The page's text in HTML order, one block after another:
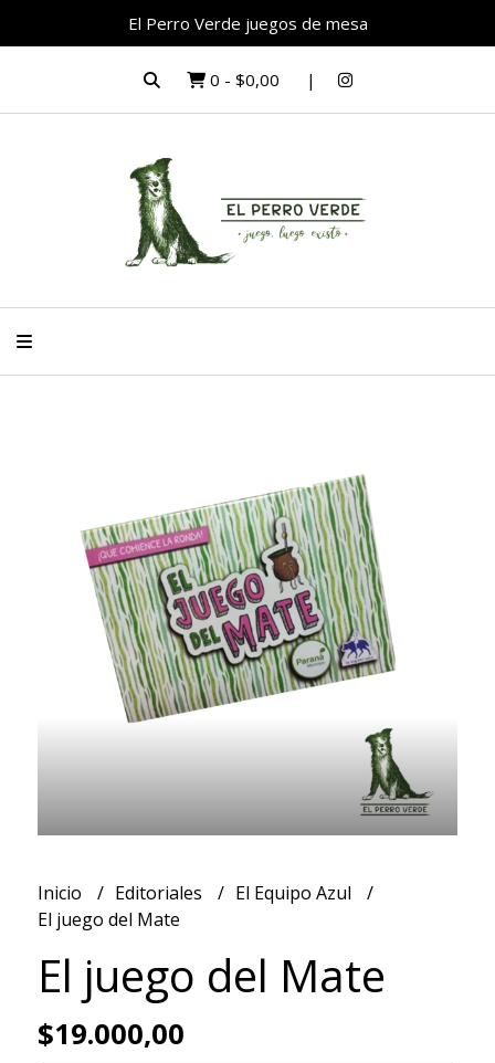
El Perro Verde juegos de mesa
0 - $0,00
Inicio Editoriales
El Equipo Azul
El juego del Mate
El juego del Mate
$19.000,00